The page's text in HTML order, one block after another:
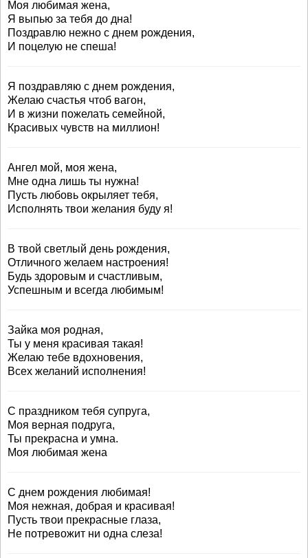
Моя любимая жена,
Я выпью за тебя до дна!
Поздравлю нежно с днем рождения,
И поцелую не спеша!
Я поздравляю с днем рождения,
Желаю счастья чтоб вагон,
И в жизни пожелать семейной,
Красивых чувств на миллион!
Ангел мой, моя жена,
Мне одна лишь ты нужна!
Пусть любовь окрыляет тебя,
Исполнять твои желания буду я!
В твой светлый день рождения,
Отличного желаем настроения!
Будь здоровым и счастливым,
Успешным и всегда любимым!
Зайка моя родная,
Ты у меня красивая такая!
Желаю тебе вдохновения,
Всех желаний исполнения!
С праздником тебя супруга,
Моя верная подруга,
Ты прекрасна и умна.
Моя любимая жена
С днем рождения любимая!
Моя нежная, добрая и красивая!
Пусть твои прекрасные глаза,
Не потревожит ни одна слеза!